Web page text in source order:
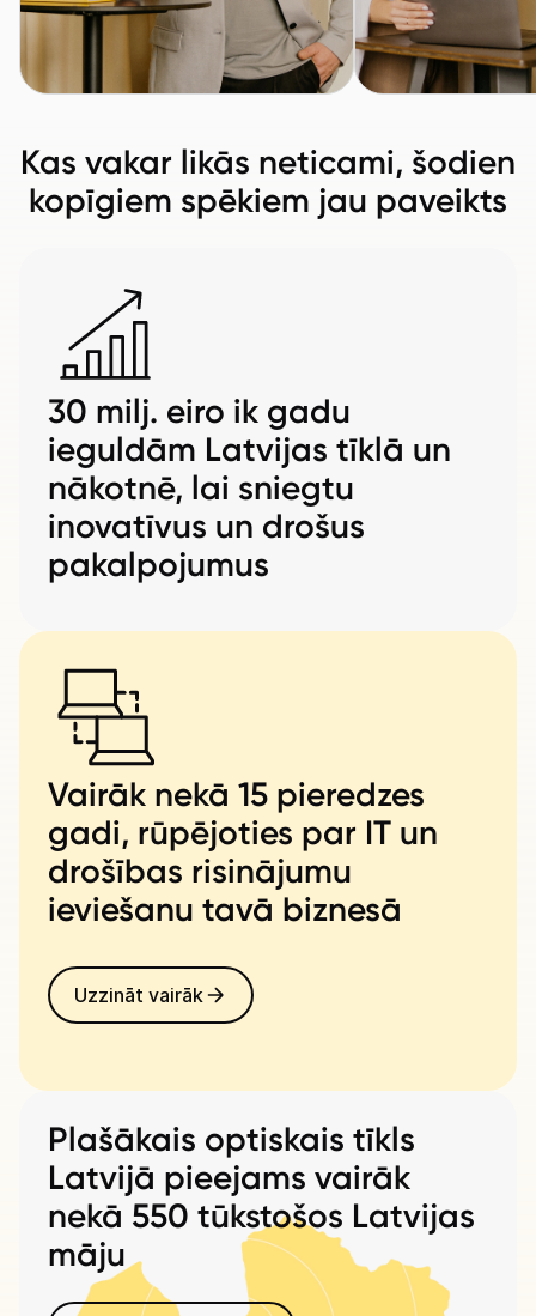
Kas vakar likās neticami, šodien
kopīgiem spēkiem jau paveikts
Plašākais optiskais tīkls
Latvijā pieejams vairāk
nekā 550 tūkstošos Latvijas
māju
30 milj. eiro ik gadu
ieguldām Latvijas tīklā un
nākotnē, lai sniegtu
inovatīvus un drošus
pakalpojumus
Vairāk nekā 15 pieredzes
gadi, rūpējoties par IT un
drošības risinājumu
ieviešanu tavā biznesā
Uzzināt vairāk